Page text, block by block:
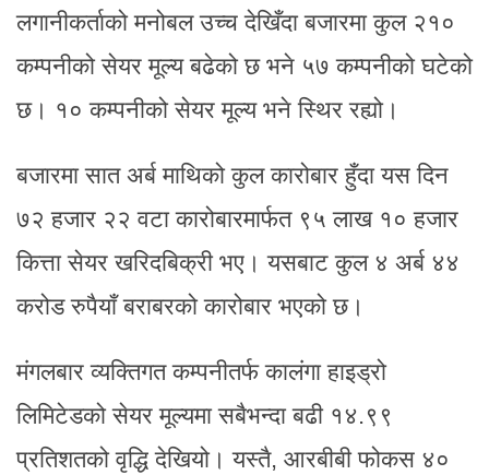
लगानीकर्ताको मनोबल उच्च देखिँदा बजारमा कुल २१०
कम्पनीको सेयर मूल्य बढेको छ भने ५७ कम्पनीको घटेको
छ। १० कम्पनीको सेयर मूल्य भने स्थिर रह्यो।
बजारमा सात अर्ब माथिको कुल कारोबार हुँदा यस दिन
७२ हजार २२ वटा कारोबारमार्फत ९५ लाख १० हजार
कित्ता सेयर खरिदबिक्री भए। यसबाट कुल ४ अर्ब ४४
करोड रुपैयाँ बराबरको कारोबार भएको छ।
मंगलबार व्यक्तिगत कम्पनीतर्फ कालंगा हाइड्रो
लिमिटेडको सेयर मूल्यमा सबैभन्दा बढी १४.९९
प्रतिशतको वृद्धि देखियो। यस्तै, आरबीबी फोकस ४०